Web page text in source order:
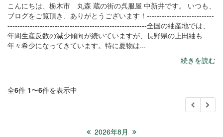
こんにちは、栃木市 丸森 蔵の街の呉服屋 中新井です。 いつも、
ブログをご覧頂き、ありがとうございます！---------------------------
--------------------------------------------------------全国の紬産地では、
年間生産反数の減少傾向が続いていますが、長野県の上田紬も
年々希少になってきています。特に夏物は...
続きを読む
全6件 1〜6件を表示中
2026年8月